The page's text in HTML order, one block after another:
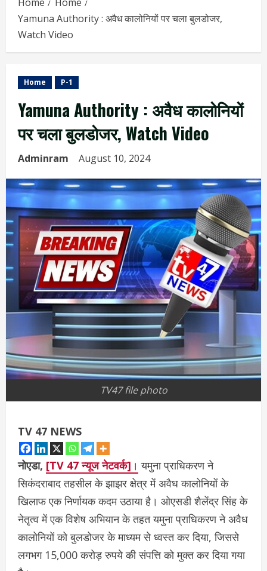
Yamuna Authority : अवैध कालोनियों पर चला बुलडोजर,
Watch Video
Home P-1
Yamuna Authority : अवैध कालोनियों
पर चला बुलडोजर, Watch Video
Adminram August 10, 2024
TV47 file photo
TV 47 NEWS
नोएडा, [TV 47 न्यूज नेटवर्क] । यमुना प्राधिकरण ने
सिकंदराबाद तहसील के झाझर क्षेत्र में अवैध कालोनियों के
खिलाफ एक निर्णायक कदम उठाया है। ओएसडी शैलेंद्र सिंह के
नेतृत्व में एक विशेष अभियान के तहत यमुना प्राधिकरण ने अवैध
कालोनियों को बुलडोजर के माध्यम से ध्वस्त कर दिया, जिससे
लगभग 15,000 करोड़ रुपये की संपत्ति को मुक्त कर दिया गया